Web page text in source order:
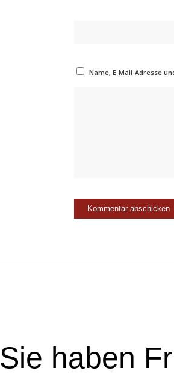
Name, E-Mail-Adresse
Sie haben